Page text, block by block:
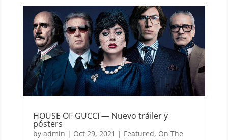
HOUSE OF GUCCI — Nuevo tráiler y
pósters
by admin | Oct 29, 2021 | Featured, On The